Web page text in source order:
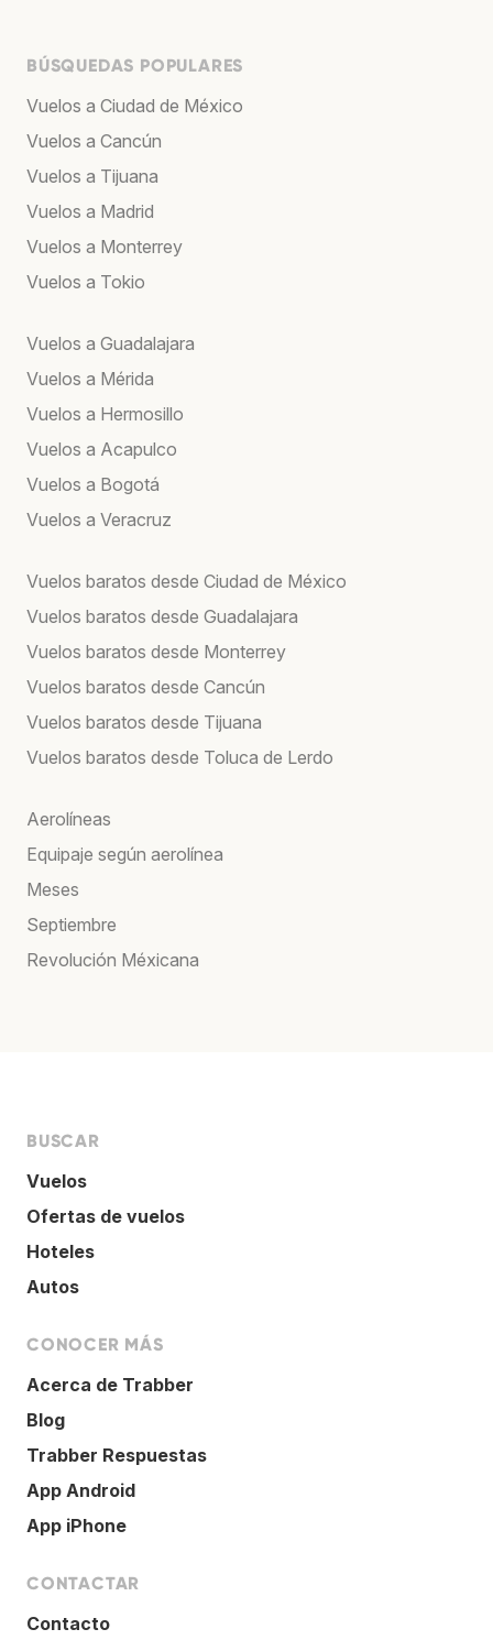
BÚSQUEDAS POPULARES
Vuelos a Ciudad de México
Vuelos a Cancún
Vuelos a Tijuana
Vuelos a Madrid
Vuelos a Monterrey
Vuelos a Tokio
Vuelos a Guadalajara
Vuelos a Mérida
Vuelos a Hermosillo
Vuelos a Acapulco
Vuelos a Bogotá
Vuelos a Veracruz
Vuelos baratos desde Ciudad de México
Vuelos baratos desde Guadalajara
Vuelos baratos desde Monterrey
Vuelos baratos desde Cancún
Vuelos baratos desde Tijuana
Vuelos baratos desde Toluca de Lerdo
Aerolíneas
Equipaje según aerolínea
Meses
Septiembre
Revolución Méxicana
BUSCAR
Vuelos
Ofertas de vuelos
Hoteles
Autos
CONOCER MÁS
Acerca de Trabber
Blog
Trabber Respuestas
App Android
App iPhone
CONTACTAR
Contacto